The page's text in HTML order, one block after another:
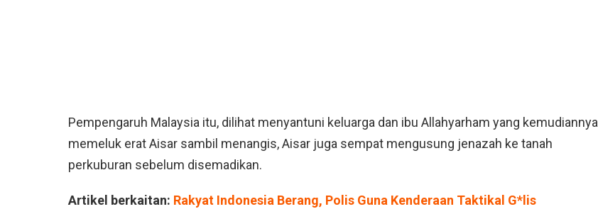
Pempengaruh Malaysia itu, dilihat menyantuni keluarga dan ibu Allahyarham yang kemudiannya
memeluk erat Aisar sambil menangis, Aisar juga sempat mengusung jenazah ke tanah
perkuburan sebelum disemadikan.
Artikel berkaitan: Rakyat Indonesia Berang, Polis Guna Kenderaan Taktikal G*lis